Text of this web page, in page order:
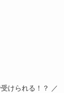
けられる！？ ／